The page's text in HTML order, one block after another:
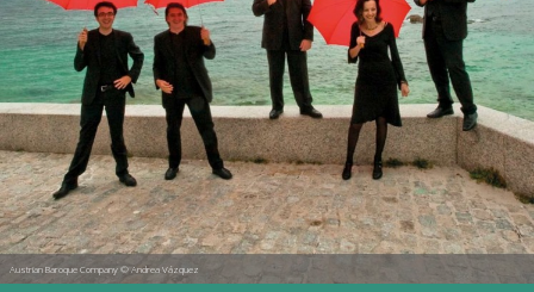
Austrian Baroque Company © Andrea Vázquez